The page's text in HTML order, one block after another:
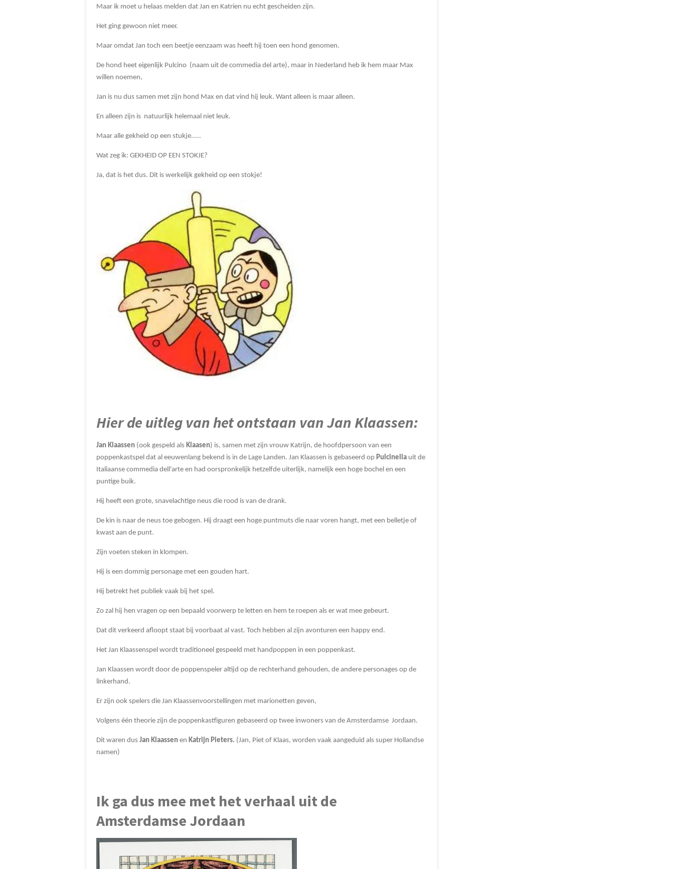
Maar ik moet u helaas melden dat Jan en Katrien nu echt gescheiden zijn.
Het ging gewoon niet meer.
Maar omdat Jan toch een beetje eenzaam was heeft hij toen een hond genomen.
De hond heet eigenlijk Pulcino (naam uit de commedia del arte), maar in Nederland heb ik hem maar Max
willen noemen,
Jan is nu dus samen met zijn hond Max en dat vind hij leuk. Want alleen is maar alleen.
En alleen zijn is natuurlijk helemaal niet leuk.
Maar alle gekheid op een stukje.....
Wat zeg ik: GEKHEID OP EEN STOKJE?
Ja, dat is het dus. Dit is werkelijk gekheid op een stokje!
Hier de uitleg van het ontstaan van Jan Klaassen:
Jan Klaassen (ook gespeld als Klaasen) is, samen met zijn vrouw Katrijn, de hoofdpersoon van een
poppenkastspel dat al eeuwenlang bekend is in de Lage Landen. Jan Klaassen is gebaseerd op Pulcinella uit de
Italiaanse commedia dell'arte en had oorspronkelijk hetzelfde uiterlijk, namelijk een hoge bochel en een
puntige buik.
Hij heeft een grote, snavelachtige neus die rood is van de drank.
De kin is naar de neus toe gebogen. Hij draagt een hoge puntmuts die naar voren hangt, met een belletje of
kwast aan de punt.
Zijn voeten steken in klompen.
Hij is een dommig personage met een gouden hart.
Hij betrekt het publiek vaak bij het spel.
Zo zal hij hen vragen op een bepaald voorwerp te letten en hem te roepen als er wat mee gebeurt.
Dat dit verkeerd afloopt staat bij voorbaat al vast. Toch hebben al zijn avonturen een happy end.
Het Jan Klaassenspel wordt traditioneel gespeeld met handpoppen in een poppenkast.
Jan Klaassen wordt door de poppenspeler altijd op de rechterhand gehouden, de andere personages op de
linkerhand.
Er zijn ook spelers die Jan Klaassenvoorstellingen met marionetten geven,
Volgens één theorie zijn de poppenkastfiguren gebaseerd op twee inwoners van de Amsterdamse Jordaan.
Dit waren dus Jan Klaassen en Katrijn Pieters. (Jan, Piet of Klaas, worden vaak aangeduid als super Hollandse
namen)
Ik ga dus mee met het verhaal uit de
Amsterdamse Jordaan